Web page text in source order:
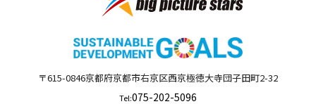
〒615-0846京都府京都市右京区西京極徳大寺団子田町2-32
Tel:075-202-5096